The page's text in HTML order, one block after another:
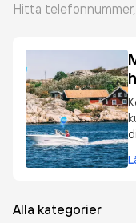
Hitta
Alla kategorier